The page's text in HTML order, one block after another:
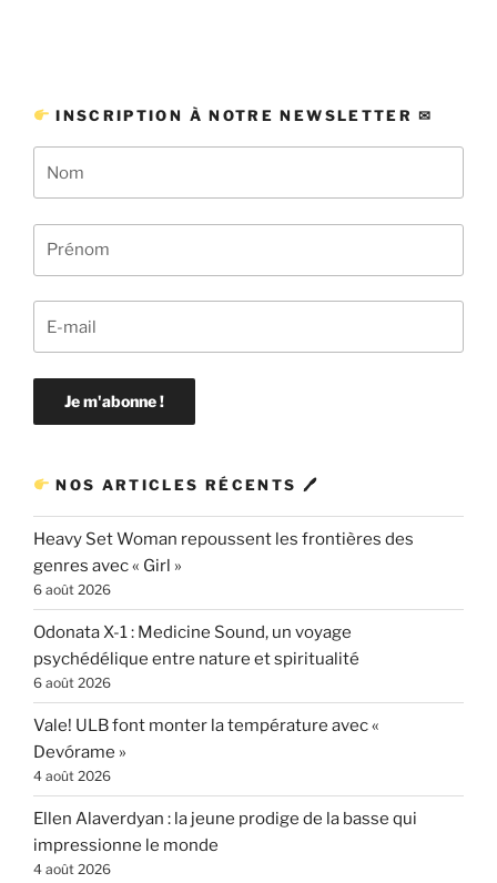
INSCRIPTION À NOTRE NEWSLETTER ✉
NOS ARTICLES RÉCENTS 🖊
Heavy Set Woman repoussent les frontières des
genres avec « Girl »
6 août 2026
Odonata X-1 : Medicine Sound, un voyage
psychédélique entre nature et spiritualité
6 août 2026
Vale! ULB font monter la température avec «
Devórame »
4 août 2026
Ellen Alaverdyan : la jeune prodige de la basse qui
impressionne le monde
4 août 2026